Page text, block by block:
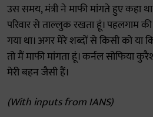
उस समय, मंत्री ने माफी मांगते हुए कहा
परिवार से ताल्लुक रखता हूं। पहलगाम
गया था। अगर मेरे शब्दों से किसी को या
तो मैं माफी मांगता हूं। कर्नल सोफिया
मेरी बहन जैसी हैं।
(With inputs from IANS)